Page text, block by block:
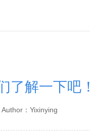
了解一下吧！
Author：Yixinying